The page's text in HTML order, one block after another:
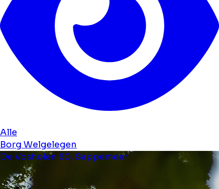
Alle
Borg Welgelegen
De Vosholen 60, Sappemeer